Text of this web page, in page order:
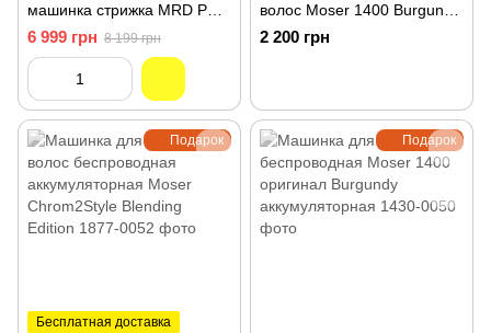
машинка стрижка MRD PRO
Smartbrain 2.0 Black HC-90-
4B
6 999 грн 8 199 грн
волос Moser 1400 Burgundy
Бордовый 1400-0278
2 200 грн
Подарок
Бесплатная доставка
Подарок